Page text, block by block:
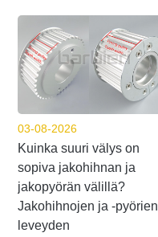
03-08-2026
Kuinka suuri välys on
sopiva jakohihnan ja
jakopyörän välillä?
Jakohihnojen ja -pyörien
leveyden